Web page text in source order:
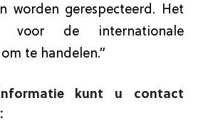
worden gerespecteerd. Het
de internationale
te handelen.”
kunt u contact